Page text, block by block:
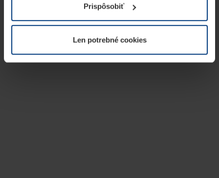
potrebujeme Vaše povolenie. Vaše povolenie môžete
kedykoľvek zmeniť alebo odvolať vo vysvetlení cookie
našej webovej stránky.
Prispôsobiť
Len potrebné cookies